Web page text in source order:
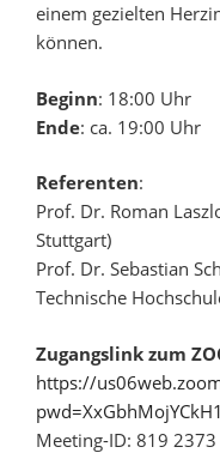
einem gezielten
können.
Beginn: 18:00 Uhr
Ende: ca. 19:00 Uhr
Referenten:
Prof. Dr. Roman
Stuttgart)
Prof. Dr. Sebastian
Technische
Zugangslink zum
https://
Meeting-ID: 819